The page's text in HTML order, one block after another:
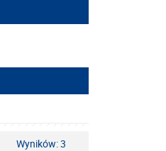
Wyników: 3